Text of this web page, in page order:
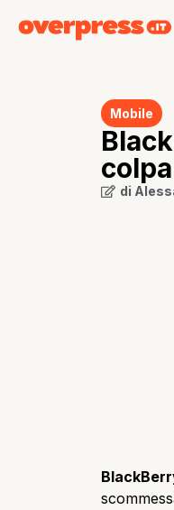
Mobile
di